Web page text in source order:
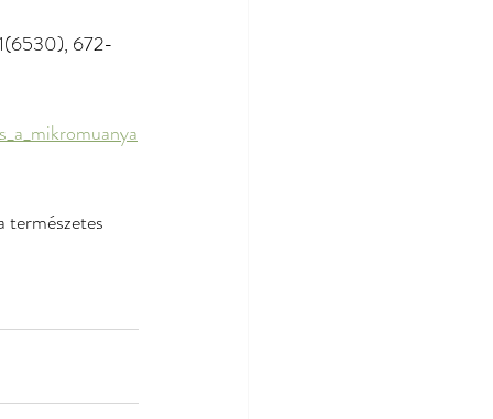
672-
természetes